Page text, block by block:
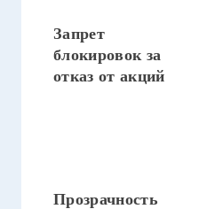
Запрет
блокировок за
отказ от акций
Прозрачность